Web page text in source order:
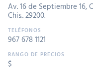
Av. 16 de Septiembre 16,
Chis.. 29200.
967 678 1121
$